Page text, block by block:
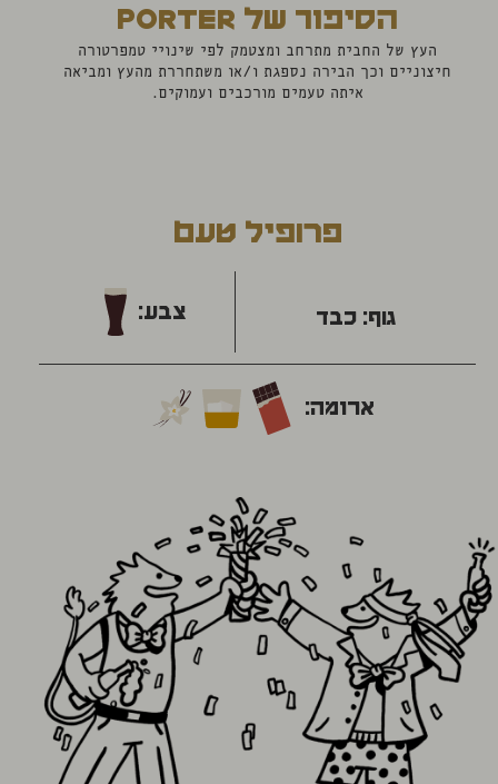
הסיפור של porter
העץ של החבית מתרחב ומצטמק לפי שינויי טמפרטורה
חיצוניים וכך הבירה נספגת ו/או משתחררת מהעץ ומביאה
איתה טעמים מורכבים ועמוקים.
פרופיל טעם
גוף: כבד צבע:
ארומה: